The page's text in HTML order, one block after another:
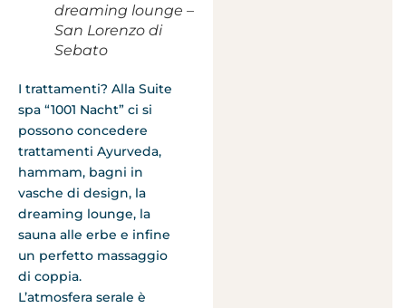
dreaming lounge –
San Lorenzo di
Sebato
I trattamenti? Alla Suite
spa “1001 Nacht” ci si
possono concedere
trattamenti Ayurveda,
hammam, bagni in
vasche di design, la
dreaming lounge, la
sauna alle erbe e infine
un perfetto massaggio
di coppia.
L’atmosfera serale è